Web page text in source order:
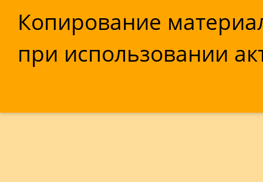
Копирование
при использовании